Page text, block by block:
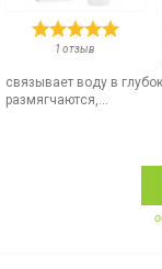
1 отзыв
связывает воду в
размягчаются,...